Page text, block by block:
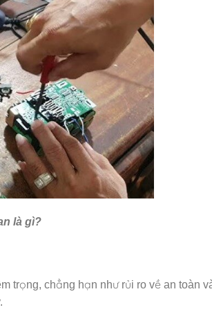
là gì?
trọng, chẳng hạn như rủi ro về an toàn